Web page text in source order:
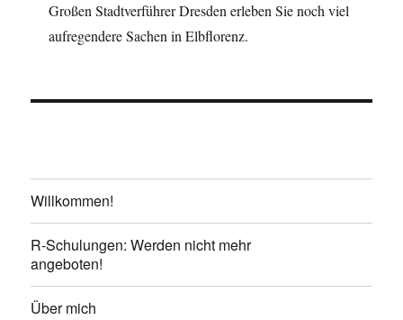
Großen Stadtverführer Dresden erleben Sie noch viel
aufregendere Sachen in Elbflorenz.
Willkommen!
R-Schulungen: Werden nicht mehr
angeboten!
Über mich